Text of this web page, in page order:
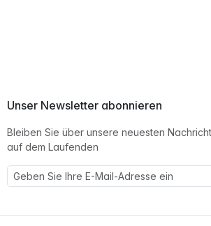
Unser Newsletter abonnieren
Bleiben Sie über unsere neuesten
auf dem Laufenden